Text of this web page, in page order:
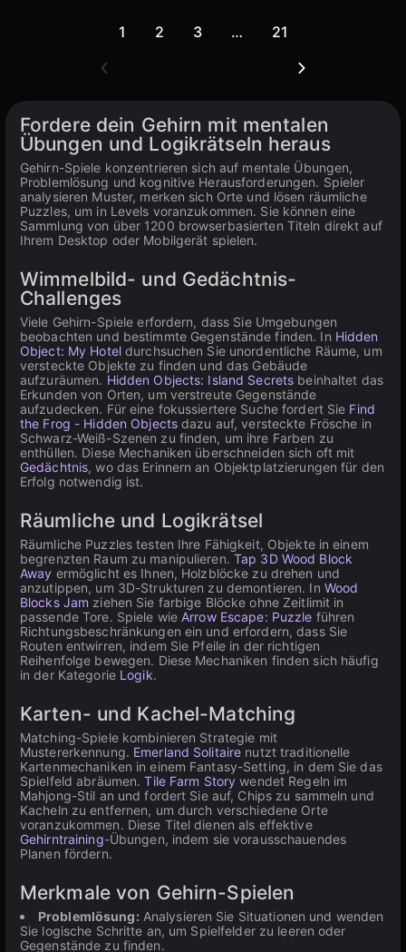
1 2 3 … 21
Fordere dein Gehirn mit mentalen
Übungen und Logikrätseln heraus
Gehirn-Spiele konzentrieren sich auf mentale Übungen,
Problemlösung und kognitive Herausforderungen. Spieler
analysieren Muster, merken sich Orte und lösen räumliche
Puzzles, um in Levels voranzukommen. Sie können eine
Sammlung von über 1200 browserbasierten Titeln direkt auf
Ihrem Desktop oder Mobilgerät spielen.
Wimmelbild- und Gedächtnis-
Challenges
Viele Gehirn-Spiele erfordern, dass Sie Umgebungen
beobachten und bestimmte Gegenstände finden. In Hidden
Object: My Hoteldurchsuchen Sie unordentliche Räume, um
versteckte Objekte zu finden und das Gebäude
aufzuräumen. Hidden Objects: Island Secrets beinhaltet das
Erkunden von Orten, um verstreute Gegenstände
aufzudecken. Für eine fokussiertere Suche fordert Sie Find
the Frog - Hidden Objects dazu auf, versteckte Frösche in
Schwarz-Weiß-Szenen zu finden, um ihre Farben zu
enthüllen. Diese Mechaniken überschneiden sich oft mit
Gedächtnis, wo das Erinnern an Objektplatzierungen für den
Erfolg notwendig ist.
Räumliche und Logikrätsel
Räumliche Puzzles testen Ihre Fähigkeit, Objekte in einem
begrenzten Raum zu manipulieren. Tap 3D Wood Block
Away ermöglicht es Ihnen, Holzblöcke zu drehen und
anzutippen, um 3D-Strukturen zu demontieren. In Wood
Blocks Jam ziehen Sie farbige Blöcke ohne Zeitlimit in
passende Tore. Spiele wieArrow Escape: Puzzle führen
Richtungsbeschränkungen ein und erfordern, dass Sie
Routen entwirren, indem Sie Pfeile in der richtigen
Reihenfolge bewegen. Diese Mechaniken finden sich häufig
in der Kategorie Logik.
Karten- und Kachel-Matching
Matching-Spiele kombinieren Strategie mit
Mustererkennung. Emerland Solitaire nutzt traditionelle
Kartenmechaniken in einem Fantasy-Setting, in dem Sie das
Spielfeld abräumen.Tile Farm Story wendet Regeln im
Mahjong-Stil an und fordert Sie auf, Chips zu sammeln und
Kacheln zu entfernen, um durch verschiedene Orte
voranzukommen. Diese Titel dienen als effektive
Gehirntraining-Übungen, indem sie vorausschauendes
Planen fördern.
Merkmale von Gehirn-Spielen
Problemlösung: Analysieren Sie Situationen und wenden
Sie logische Schritte an, um Spielfelder zu leeren oder
Gegenstände zu finden.